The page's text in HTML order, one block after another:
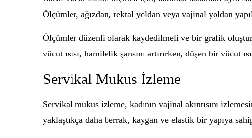
Ölçümler, ağızdan, rektal yoldan veya vajinal yoldan
Ölçümler düzenli olarak kaydedilmeli ve bir grafik
vücut ısısı, hamilelik şansını artırırken, düşen bir vücut
Servikal Mukus İzleme
Servikal mukus izleme, kadının vajinal akıntısını
yaklaştıkça daha berrak, kaygan ve elastik bir yapıya